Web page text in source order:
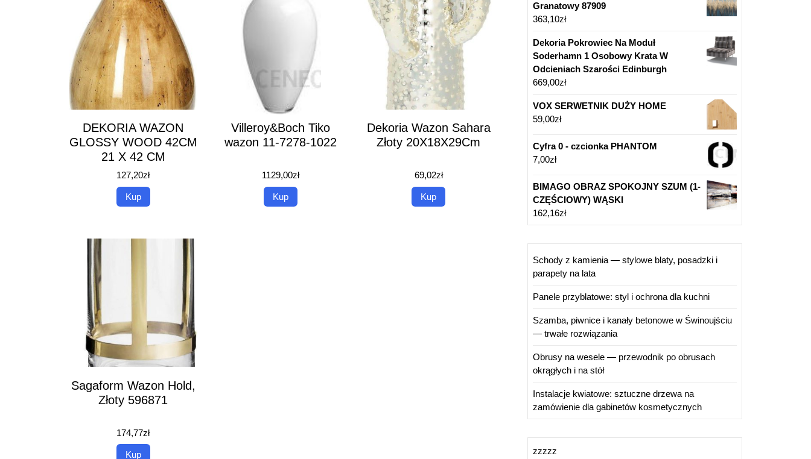
DEKORIA WAZON
GLOSSY WOOD 42CM
21 X 42 CM
127,20zł
Kup
Villeroy&Boch Tiko
wazon 11-7278-1022
1129,00zł
Kup
Dekoria Wazon Sahara
Złoty 20X18X29Cm
69,02zł
Kup
Sagaform Wazon Hold,
Złoty 596871
174,77zł
Kup
Granatowy 87909
363,10zł
Dekoria Pokrowiec Na Moduł
Soderhamn 1 Osobowy Krata W
Odcieniach Szarości Edinburgh
669,00zł
VOX SERWETNIK DUŻY HOME
59,00zł
Cyfra 0 - czcionka PHANTOM
7,00zł
BIMAGO OBRAZ SPOKOJNY SZUM (1-
CZĘŚCIOWY) WĄSKI
162,16zł
Schody z kamienia — stylowe blaty, posadzki i
parapety na lata
Panele przyblatowe: styl i ochrona dla kuchni
Szamba, piwnice i kanały betonowe w Świnoujściu
— trwałe rozwiązania
Obrusy na wesele — przewodnik po obrusach
okrągłych i na stół
Instalacje kwiatowe: sztuczne drzewa na
zamówienie dla gabinetów kosmetycznych
zzzzz